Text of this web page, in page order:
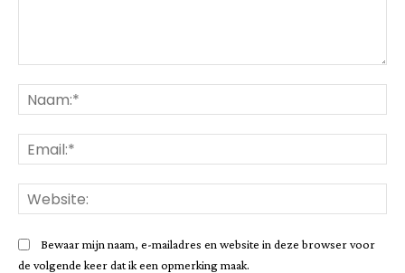
Bewaar mijn naam, e-mailadres en website in deze browser voor
de volgende keer dat ik een opmerking maak.